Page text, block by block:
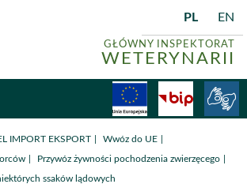
GŁÓWNY INSPEKTORAT
WETERYNARII
PL EN
BiP
IMPORT EKSPORT /Wwóz do UE
/Przywóz żywności pochodzenia zwierzęcego
ssaków lądowych